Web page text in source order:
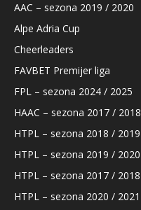
AAC – sezona 2019 / 2020
Alpe Adria Cup
Cheerleaders
FAVBET Premijer liga
FPL – sezona 2024 / 2025
HAAC – sezona 2017 / 2018
HTPL – sezona 2018 / 2019
HTPL – sezona 2019 / 2020
HTPL – sezona 2017 / 2018
HTPL – sezona 2020 / 2021